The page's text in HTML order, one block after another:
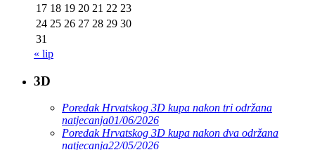
17 18 19 20 21 22 23
24 25 26 27 28 29 30
31
« lip
3D
Poredak Hrvatskog 3D kupa nakon tri održana
natjecanja01/06/2026
Poredak Hrvatskog 3D kupa nakon dva održana
natjecanja22/05/2026